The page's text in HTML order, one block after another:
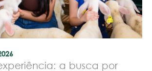
a busca por